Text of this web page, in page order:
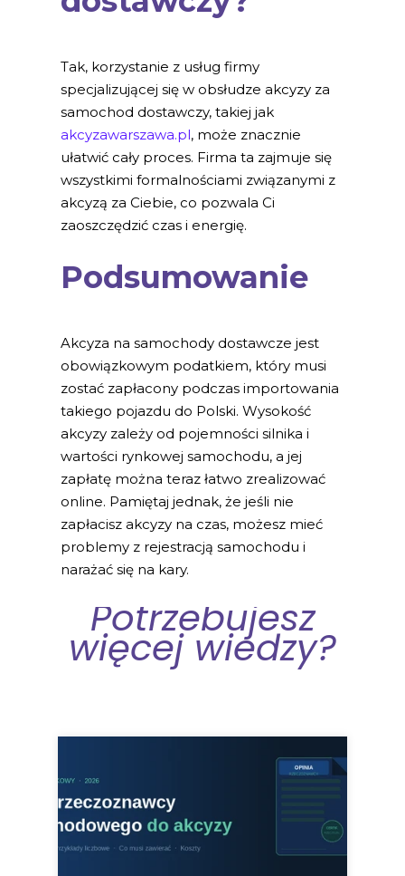
Tak, korzystanie z usług firmy
specjalizującej się w obsłudze akcyzy za
samochod dostawczy, takiej jak
akcyzawarszawa.pl, może znacznie
ułatwić cały proces. Firma ta zajmuje się
wszystkimi formalnościami związanymi z
akcyzą za Ciebie, co pozwala Ci
zaoszczędzić czas i energię.
Podsumowanie
Akcyza na samochody dostawcze jest
obowiązkowym podatkiem, który musi
zostać zapłacony podczas importowania
takiego pojazdu do Polski. Wysokość
akcyzy zależy od pojemności silnika i
wartości rynkowej samochodu, a jej
zapłatę można teraz łatwo zrealizować
online. Pamiętaj jednak, że jeśli nie
zapłacisz akcyzy na czas, możesz mieć
problemy z rejestracją samochodu i
narażać się na kary.
Potrzebujesz
więcej wiedzy?